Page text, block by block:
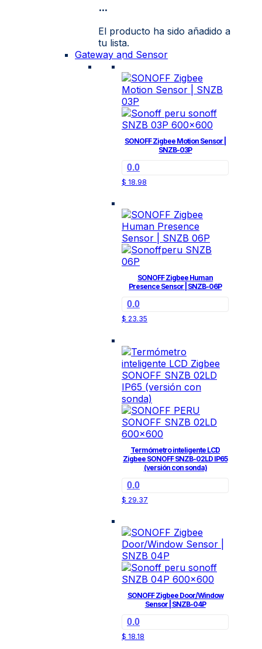
...
El producto ha sido añadido a
tu lista.
Gateway and Sensor
SONOFF Zigbee Motion Sensor |
SNZB-03P
0.0
$ 18.98
SONOFF Zigbee Human
Presence Sensor | SNZB-06P
0.0
$ 23.35
Termómetro inteligente LCD
Zigbee SONOFF SNZB-02LD IP65
(versión con sonda)
0.0
$ 29.37
SONOFF Zigbee Door/Window
Sensor | SNZB-04P
0.0
$ 18.18